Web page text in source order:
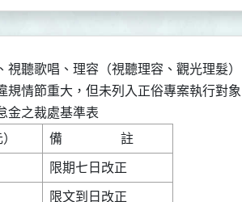
聽歌唱、理容（視聽理容、觀光理髮）
規情節重大，但未列入正俗專案執行對象
金之裁處基準表